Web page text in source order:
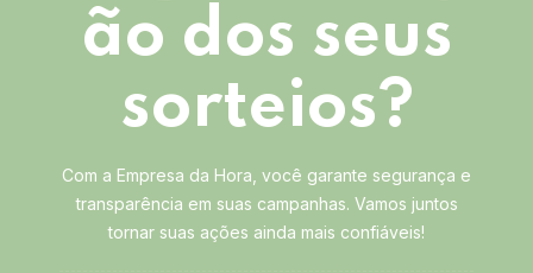
ão dos seus
sorteios?
Com a Empresa da Hora, você garante segurança e
transparência em suas campanhas. Vamos juntos
tornar suas ações ainda mais confiáveis!